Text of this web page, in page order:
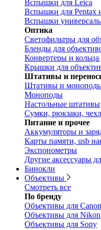
Вспышки для Leica
Вспышки для Pentax
Вспышки
Оптика
Светофильтры для
Бленды для
Конвертеры и кольца
Крышки для
Штативы и
Штативы и
Моноподы
Настольные штативы
Сумки, рюкзаки,
Питание и прочее
Аккумуляторы и
Карты памяти, usb
Экспонометры
Другие аксессуары
Бинокли
Объективы
Смотреть все
По бренду
Объективы для Canon
Объективы для Nikon
Объективы для Sony